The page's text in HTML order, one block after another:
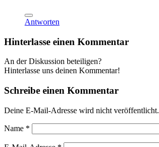
Antworten
Hinterlasse einen Kommentar
An der Diskussion beteiligen?
Hinterlasse uns deinen Kommentar!
Schreibe einen Kommentar
Deine E-Mail-Adresse wird nicht veröffentlicht.
Name *